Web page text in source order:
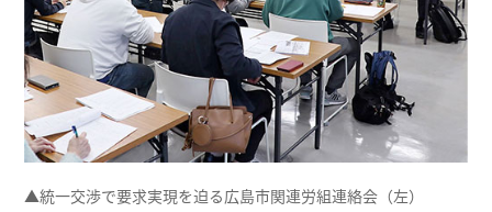
▲統一交渉で要求実現を迫る広島市関連労組連絡会（左）